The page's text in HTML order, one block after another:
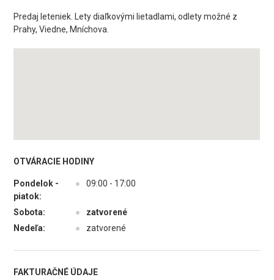
Predaj leteniek. Lety diaľkovými lietadlami, odlety možné z
Prahy, Viedne, Mníchova.
OTVÁRACIE HODINY
Pondelok -
piatok:
● 09:00 - 17:00
Sobota: ●
zatvorené
Nedeľa:
● zatvorené
FAKTURAČNÉ ÚDAJE